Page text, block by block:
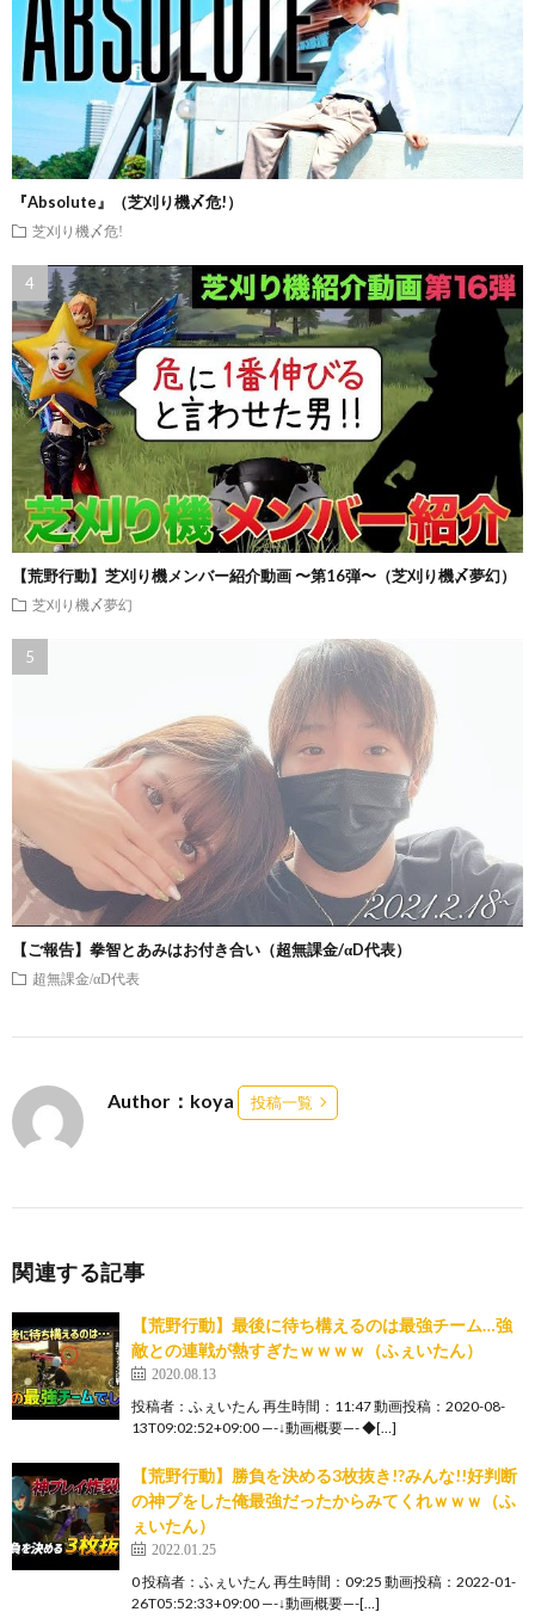
『Absolute』（芝刈り機〆危!）
芝刈り機〆危!
【荒野行動】芝刈り機メンバー紹介動画 〜第16弾〜（芝刈り機〆夢幻）
芝刈り機〆夢幻
【ご報告】拳智とあみはお付き合い（超無課金/αD代表）
超無課金/αD代表
Author：koya 投稿一覧
関連する記事
【荒野行動】最後に待ち構えるのは最強チーム…強
敵との連戦が熱すぎたｗｗｗｗ（ふぇいたん）
2020.08.13
投稿者：ふぇいたん 再生時間：11:47 動画投稿：2020-08-
13T09:02:52+09:00 —-↓動画概要—- ◆[…]
【荒野行動】勝負を決める3枚抜き!?みんな!!好判断
の神プをした俺最強だったからみてくれｗｗｗ（ふ
ぇいたん）
2022.01.25
0 投稿者：ふぇいたん 再生時間：09:25 動画投稿：2022-01-
26T05:52:33+09:00 —-↓動画概要—-[…]